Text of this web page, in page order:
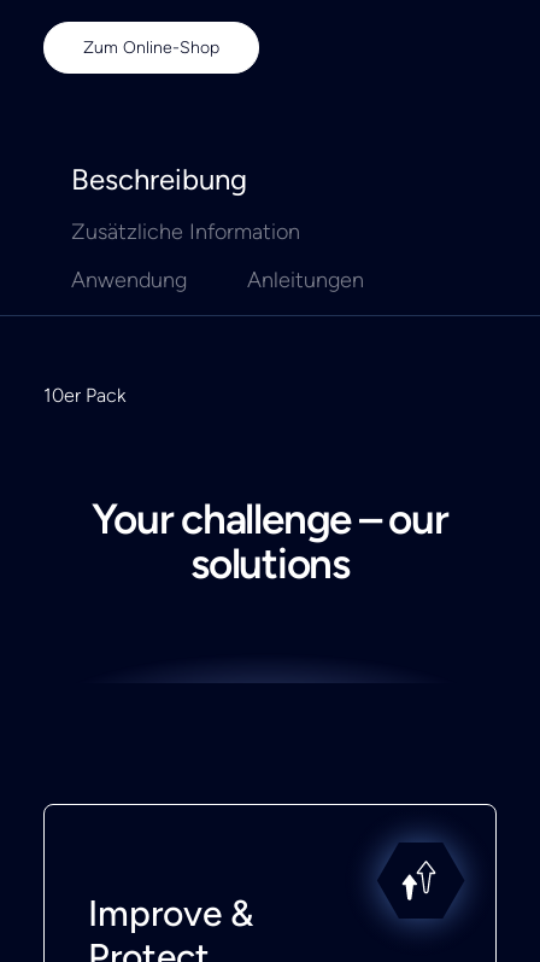
Zum Online-Shop
Beschreibung
Zusätzliche Information
Anwendung
Anleitungen
10er Pack
Your challenge – our
solutions
Improve &